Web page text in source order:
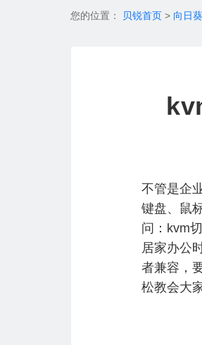
您的位置： 贝锐首页 > 向日
不管是企
键盘、鼠
问：kvm
居家办公
者兼容，
松教会大